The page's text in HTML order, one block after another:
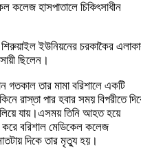
কলেজ হাসপাতালে চিকিৎসাধীন
ইউনিয়নের চরকাকৈর
ছিলেন।
গতকাল তার মামা বরিশালে একটি
রাস্তা পার হবার সময় বিপরীতে
যায়।এসময় তিনি আহত হয়ে
করে বরিশাল মেডিকেল কলেজ
দিকে তার মৃত্যু হয়।